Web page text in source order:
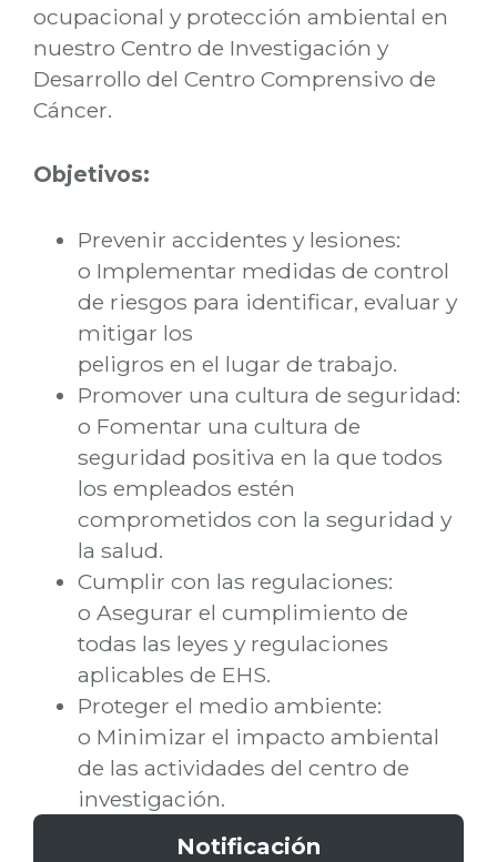
ocupacional y protección ambiental en
nuestro Centro de Investigación y
Desarrollo del Centro Comprensivo de
Cáncer.
Objetivos:
Prevenir accidentes y lesiones:
o Implementar medidas de control
de riesgos para identificar, evaluar y
mitigar los
peligros en el lugar de trabajo.
Promover una cultura de seguridad:
o Fomentar una cultura de
seguridad positiva en la que todos
los empleados estén
comprometidos con la seguridad y
la salud.
Cumplir con las regulaciones:
o Asegurar el cumplimiento de
todas las leyes y regulaciones
aplicables de EHS.
Proteger el medio ambiente:
o Minimizar el impacto ambiental
de las actividades del centro de
investigación.
Notificación